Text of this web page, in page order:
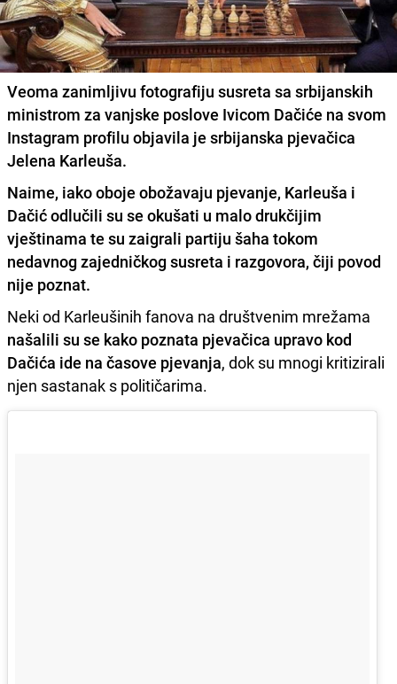
Veoma zanimljivu fotografiju susreta sa srbijanskih
ministrom za vanjske poslove Ivicom Dačiće na svom
Instagram profilu objavila je srbijanska pjevačica
Jelena Karleuša.
Naime, iako oboje obožavaju pjevanje, Karleuša i
Dačić odlučili su se okušati u malo drukčijim
vještinama te su zaigrali partiju šaha tokom
nedavnog zajedničkog susreta i razgovora, čiji povod
nije poznat.
Neki od Karleušinih fanova na društvenim mrežama
našalili su se kako poznata pjevačica upravo kod
Dačića ide na časove pjevanja, dok su mnogi kritizirali
njen sastanak s političarima.